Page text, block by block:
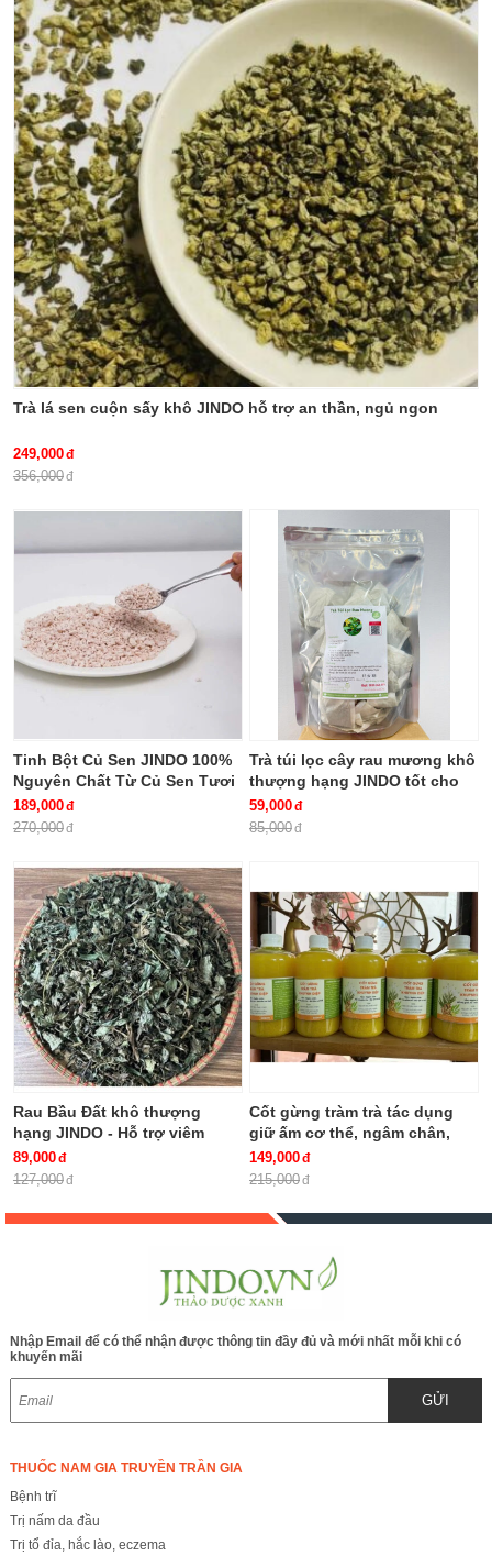
là một trong những vị thuốc có
tác dụng hỗ trợ điều trị loại bệnh
này.
thien-nien-kien, tac-dung-cua-
thien-nien-kien, mua-thien-nien-
kien-o-dau, cach-dung-thien-nien-
kien, benh-xuong-khop, thao-
duoc-xanh-so-1-jindo.vn
khop, thao-duoc-xanh-so-1-
Trà lá sen cuộn sấy khô JINDO hỗ trợ an thần, ngủ ngon
249,000
356,000
Tinh Bột Củ Sen JINDO 100%
Nguyên Chất Từ Củ Sen Tươi
Không Pha giúp thanh nhiệt,
giải độc, bổ khí, dưỡng huyết
189,000
270,000
Trà túi lọc cây rau mương khô
thượng hạng JINDO tốt cho
người HP dạ dày
59,000
85,000
Rau Bầu Đất khô thượng
hạng JINDO - Hỗ trợ viêm
bàng quang, khí hư, bạch đới,
kinh nguyệt không đều rất tốt
89,000
127,000
Cốt gừng tràm trà tác dụng
giữ ấm cơ thể, ngâm chân,
giảm ho chai 500ml
149,000
215,000
Nhập Email để có thể nhận được thông tin đầy đủ và mới nhất mỗi khi có
khuyến mãi
GỬI
THUỐC NAM GIA TRUYỀN TRẦN GIA
Bệnh trĩ
Trị nấm da đầu
Trị tổ đỉa, hắc lào, eczema